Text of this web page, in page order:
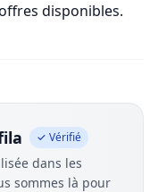
disponibles.
✓ Vérifié
dans les
sommes là pour